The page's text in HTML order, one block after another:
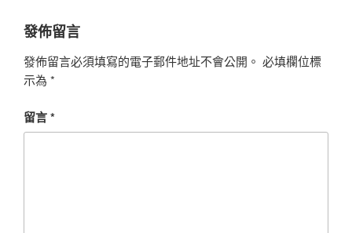
發佈留言
發佈留言必須填寫的電子郵件地址不會公開。 必填欄位標
示為 *
留言*